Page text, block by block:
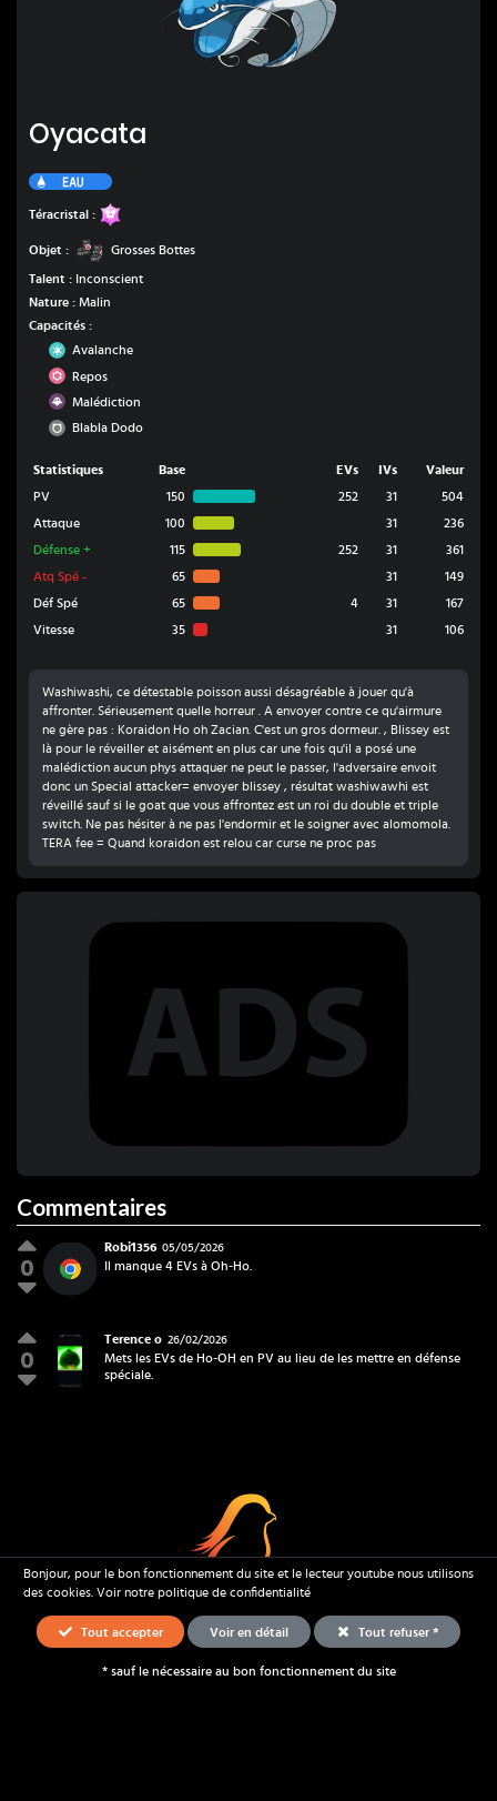
Oyacata
Eau
Téracristal :
Objet : Grosses Bottes
Talent : Inconscient
Nature : Malin
Capacités :
Glace
Avalanche
PsyRepos
Spectre
Malédiction
Normal
Blabla Dodo
Statistiques Base EVs IVs
Valeur
PV
150 252 31
504
Attaque
100 31
236
Défense + 115 252 31
361
Atq Spé - 65 31
149
Déf Spé
65 4 31
167
Vitesse
35 31 106
Washiwashi, ce détestable poisson aussi désagréable à jouer qu'à
affronter. Sérieusement quelle horreur . A envoyer contre ce qu'airmure
ne gère pas : Koraidon Ho oh Zacian. C'est un gros dormeur. , Blissey est
là pour le réveiller et aisément en plus car une fois qu'il a posé une
malédiction aucun phys attaquer ne peut le passer, l'adversaire envoit
donc un Special attacker= envoyer blissey , résultat washiwawhi est
réveillé sauf si le goat que vous affrontez est un roi du double et triple
switch. Ne pas hésiter à ne pas l'endormir et le soigner avec alomomola.
TERA fee = Quand koraidon est relou car curse ne proc pas
Commentaires
0
Robi1356 05/05/2026
Il manque 4 EVs à Oh-Ho.
0
Terence o 26/02/2026
Mets les EVs de Ho-OH en PV au lieu de les mettre en défense
spéciale.
Équipes Stratégie Ressources
Bonjour, pour le bon fonctionnement du site et le lecteur youtube nous utilisons
des cookies. Voir notre politique de confidentialité
Tout accepter Voir en détail Tout refuser *
* sauf le nécessaire au bon fonctionnement du site